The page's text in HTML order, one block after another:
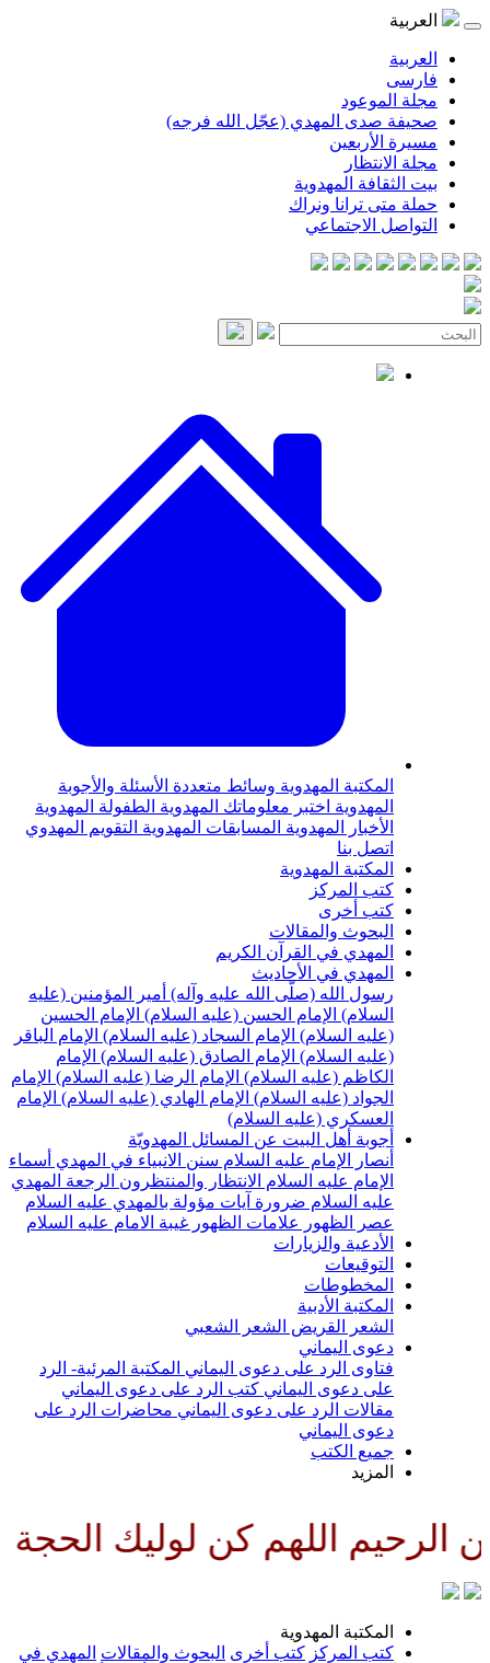
المهدي (عجّل الله فرجه)
المهدوية
ترانا ونراك
الاجتماعي
المهدويةوسائط متعددةالأسئلة والأجوبة
اختبر معلوماتك المهدويةالطفولة المهدوية
المهدويةالمسابقات المهدويةالتقويم المهدوي
المهدوية
والمقالات
في القرآن الكريم
في الأحاديث
الله (صلّى الله عليه وآله) أمير المؤمنين (عليه
الإمام الحسن (عليه السلام) الإمام الحسين
الإمام السجاد (عليه السلام) الإمام الباقر
الإمام الصادق (عليه السلام) الإمام
(عليه السلام) الإمام الرضا (عليه السلام) الإمام
(عليه السلام) الإمام الهادي (عليه السلام) الإمام
(عليه السلام)
أهل البيت عن المسائل المهدويّة
الإمام عليه السلامسنن الانبياء في المهديأسماء
عليه السلامالانتظار والمنتظرونالرجعةالمهدي
السلام ضرورة آيات مؤولة بالمهدي عليه السلام
علامات الظهورغيبة الامام عليه السلام
والزيارات
الأدبية
الشعر الشعبي
اليماني
الرد على دعوى اليماني المكتبة المرئية- الرد
دعوى اليماني كتب الرد على دعوى اليماني
الرد على دعوى اليماني محاضرات الرد على
كن لوليك الحجة بن الحسن
المهدوية
كتب أخرى البحوث والمقالات المهدي في